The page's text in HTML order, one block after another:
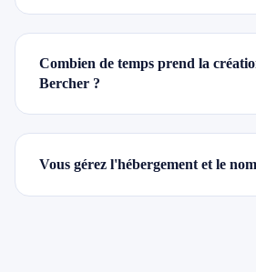
Combien de temps prend la
Bercher ?
Vous gérez l'hébergement et le